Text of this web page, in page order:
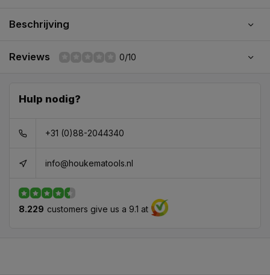
Beschrijving
Reviews 0/10
Hulp nodig?
+31 (0)88-2044340
info@houkematools.nl
8.229 customers give us a 9.1 at